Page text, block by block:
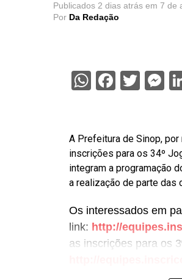
Publicados 2 dias atrás em 7 de
Por Da Redação
WhatsApp
A Prefeitura de Sinop,
inscrições para os 34º
integram a programação
a realização de parte das
Os interessados em
link: http://
as inscrições para os